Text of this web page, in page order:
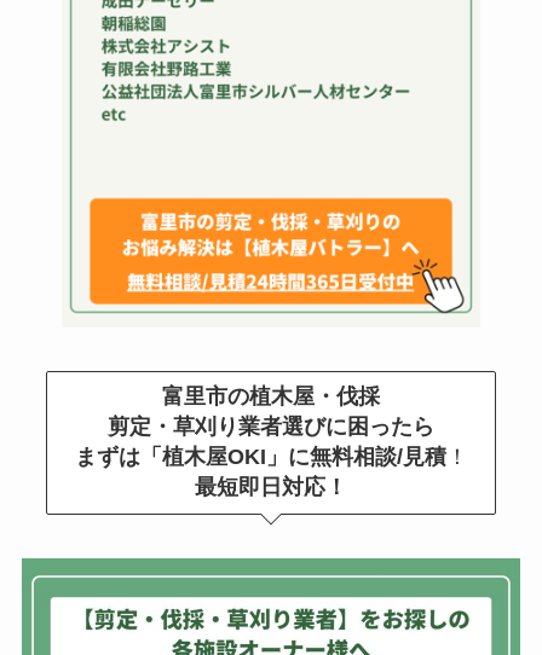
富里市の植木屋・伐採
剪定・草刈り業者選びに困ったら
まずは「植木屋OKI」に無料相談/見積！
最短即日対応！